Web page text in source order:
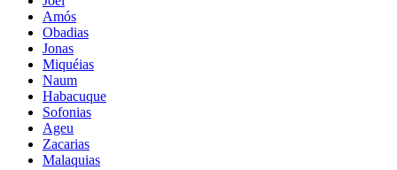
Amós
Obadias
Jonas
Miquéias
Naum
Habacuque
Sofonias
Ageu
Zacarias
Malaquias